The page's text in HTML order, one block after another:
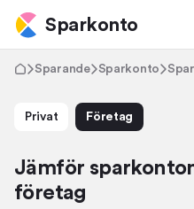
Sparkonto
Sparande Sparkonto
Privat Företag
Jämför
företag